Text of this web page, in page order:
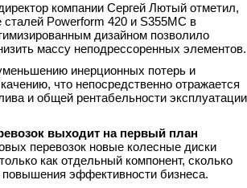
компании Сергей Лютый отметил,
сталей Powerform 420 и S355MC в
дизайном позволило
массу неподрессоренных элементов.
инерционных потерь и
что непосредственно отражается
и общей рентабельности эксплуатации
выходит на первый план
перевозок новые колесные диски
как отдельный компонент, сколько
повышения эффективности бизнеса.